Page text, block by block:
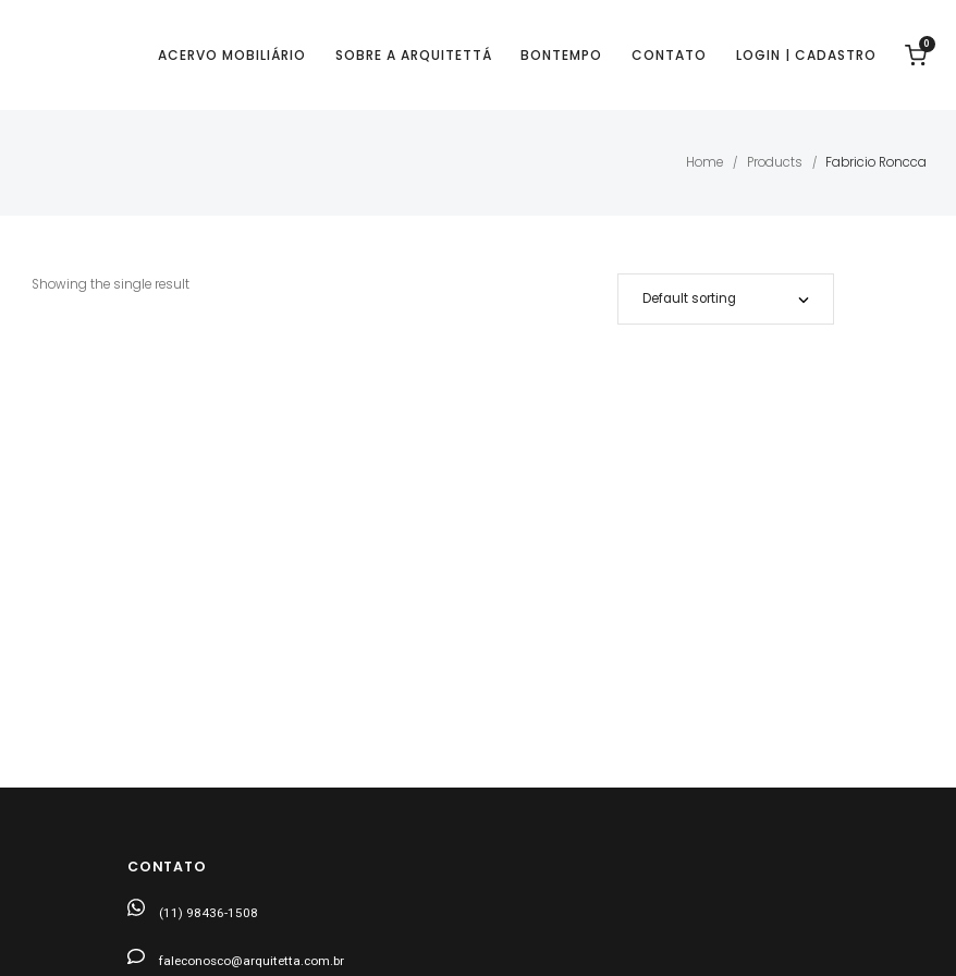
ACERVO MOBILIÁRIO SOBRE A ARQUITETTÁ BONTEMPO CONTATO LOGIN | CADASTRO
0
Home / Products / Fabricio Roncca
Showing the single result
CONTATO
(11) 98436-1508
faleconosco@arquitetta.com.br